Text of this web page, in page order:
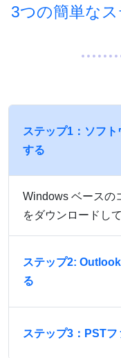
3つの簡単な
ステップ1：ソフ
する
Windows ベースの
をダウンロードし
ステップ2:
る
ステップ3：PST